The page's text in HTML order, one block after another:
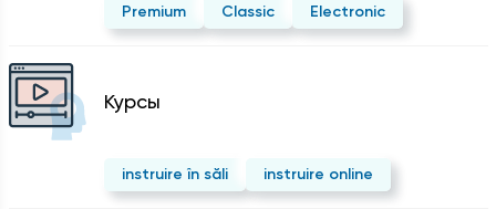
Premium Classic Electronic
Курсы
instruire în săli instruire online